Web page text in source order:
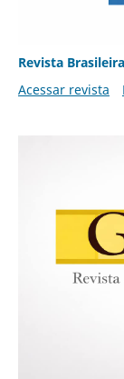
Revista
Acessar revista